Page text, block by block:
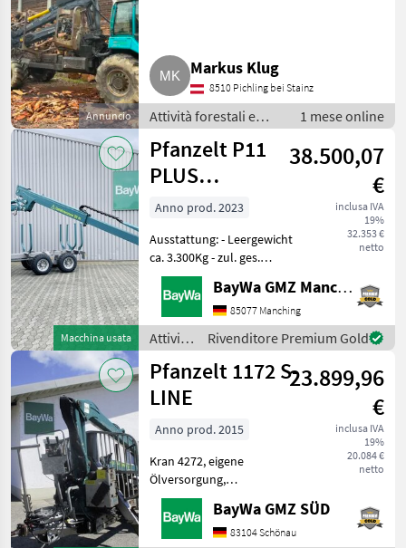
Annuncio
Markus Klug
8510 Pichling bei Stainz
Attività forestali e
lavorazione del legno
/ Rimorchi forestali
1 mese online
Macchina usata
Pfanzelt P11
PLUS
RÜCKEWAGEN
38.500,07
€
inclusa IVA
19%
32.353 €
netto
Anno prod. 2023
Ausstattung: - Leergewicht
ca. 3.300Kg - zul. ges.
Gewicht 11.000Kg-
Rahmenlänge 3.900mm-
mech. Auszug -
Rahmenlänge Ausgezogen
5.900mm- 4x
Steckrungenpaar, drehbar
BayWa GMZ Manching
85077 Manching
Attività
forestali
e
lavorazione
del
legno /
Rivenditore Premium Gold
Pfanzelt 1172 S-
LINE
23.899,96
€
inclusa IVA
19%
20.084 €
netto
Anno prod. 2015
Kran 4272, eigene
Ölversorgung,
Druckluftbremse, Ber.
520/50-17 Attività forestali e
lavorazione del legno
BayWa GMZ SÜD
83104 Schönau